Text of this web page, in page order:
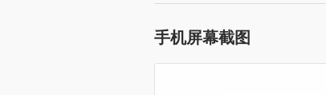
手机屏幕截图